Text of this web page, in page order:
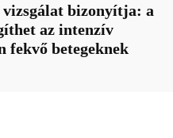
bizonyítja: a
az intenzív
fekvő betegeknek